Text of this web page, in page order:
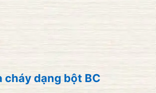
cháy dạng bột BC